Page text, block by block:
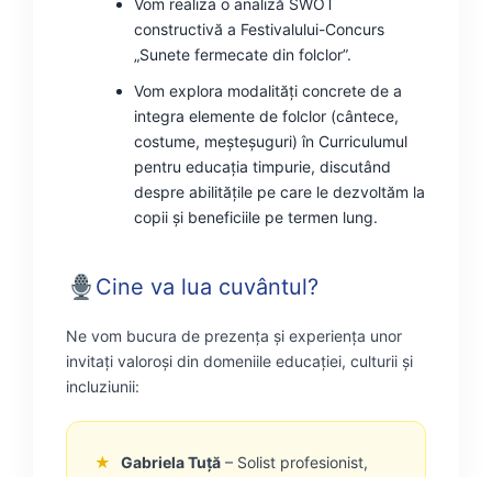
constructivă a Festivalului-Concurs
„Sunete fermecate din folclor”.
Vom explora modalități concrete de a
integra elemente de folclor (cântece,
costume, meșteșuguri) în Curriculumul
pentru educația timpurie, discutând
despre abilitățile pe care le dezvoltăm la
copii și beneficiile pe termen lung.
Cine va lua cuvântul?
Ne vom bucura de prezența și experiența unor
invitați valoroși din domeniile educației, culturii și
incluziunii:
★ Gabriela Tuță – Solist profesionist,